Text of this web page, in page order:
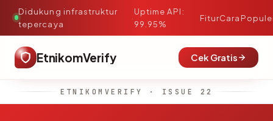
Didukung infrastruktur
tepercaya
·
Uptime API:
99.95%
FiturCara
EtnikomVerify Cek Gratis
ETNIKOMVERIFY · ISSUE 22